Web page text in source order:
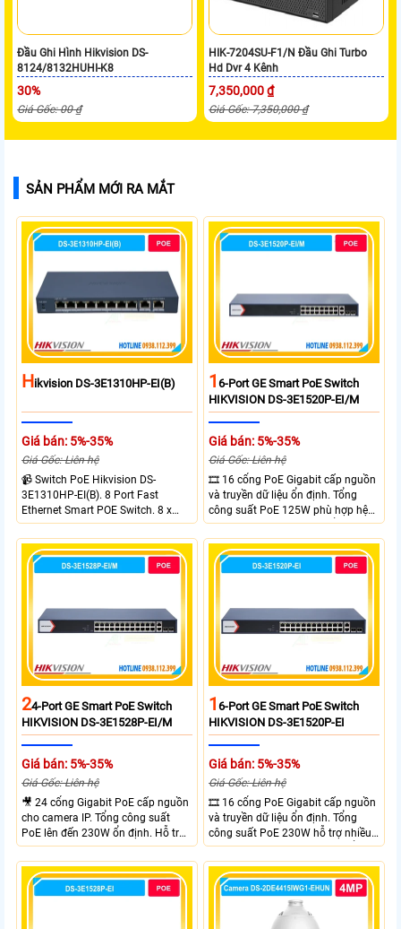
Đầu Ghi Hình Hikvision DS-
8124/8132HUHI-K8
30%
Giá Gốc: 00 ₫
HIK-7204SU-F1/N Đầu Ghi Turbo
Hd Dvr 4 Kênh
7,350,000 ₫
Giá Gốc: 7,350,000 ₫
SẢN PHẨM MỚI RA MẮT
HIkvision DS-3E1310HP-EI(B)
Giá bán: 5%-35%
Giá Gốc: Liên hệ
📹 Switch PoE Hikvision DS-
3E1310HP-EI(B). 8 Port Fast
Ethernet Smart POE Switch. 8 x
10/100M PoE Ports, 2 x Gigabit
Uplink Ports.
16-Port GE Smart PoE Switch
HIKVISION DS-3E1520P-EI/M
Giá bán: 5%-35%
Giá Gốc: Liên hệ
🎞 16 cổng PoE Gigabit cấp nguồn
và truyền dữ liệu ổn định. Tổng
công suất PoE 125W phù hợp hệ
thống camera IP vừa. 2 cổng RJ45
Gigabit và 2 cổng quang SFP mở
rộng linh hoạt. Hỗ trợ truyền PoE
xa tối đa lên đến 300 mét.
24-Port GE Smart PoE Switch
HIKVISION DS-3E1528P-EI/M
Giá bán: 5%-35%
Giá Gốc: Liên hệ
🎥 24 cổng Gigabit PoE cấp nguồn
cho camera IP. Tổng công suất
PoE lên đến 230W ổn định. Hỗ trợ
truyền PoE xa đến 300 mét. Băng
thông chuyển mạch đạt 68 Gbps
mạnh mẽ.
16-Port GE Smart PoE Switch
HIKVISION DS-3E1520P-EI
Giá bán: 5%-35%
Giá Gốc: Liên hệ
🎞 16 cổng PoE Gigabit cấp nguồn
và truyền dữ liệu ổn định. Tổng
công suất PoE 230W hỗ trợ nhiều
thiết bị cùng lúc. Tốc độ chuyển
mạch 68Gbps đảm bảo hiệu suất
cao ổn định. Hỗ trợ truyền PoE xa
lên đến 300m cho hệ thống